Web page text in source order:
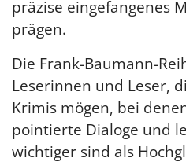
präzise eingefangenes
prägen.
Die Frank-Baumann-
Leserinnen und Leser,
Krimis mögen, bei
pointierte Dialoge und
wichtiger sind als